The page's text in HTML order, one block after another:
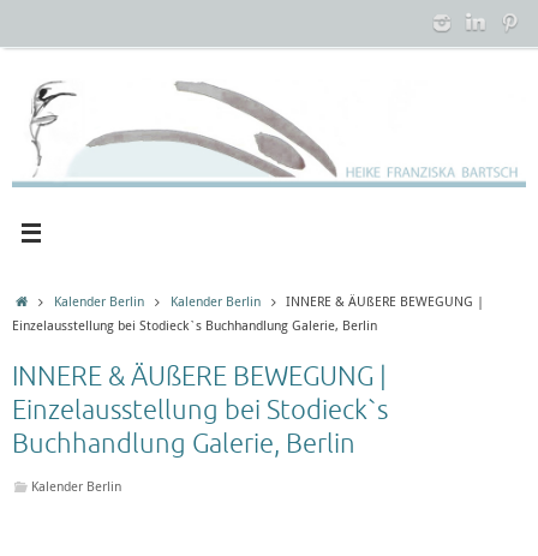
Startseite
Kalender Berlin Kalender Berlin
INNERE & ÄUßERE BEWEGUNG |
Einzelausstellung bei Stodieck`s Buchhandlung Galerie, Berlin
INNERE & ÄUßERE BEWEGUNG |
Einzelausstellung bei Stodieck`s
Buchhandlung Galerie, Berlin
Kalender Berlin